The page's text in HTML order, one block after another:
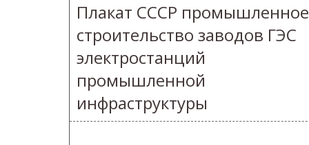
Плакат СССР промышленное
строительство заводов ГЭС
электростанций
промышленной
инфраструктуры